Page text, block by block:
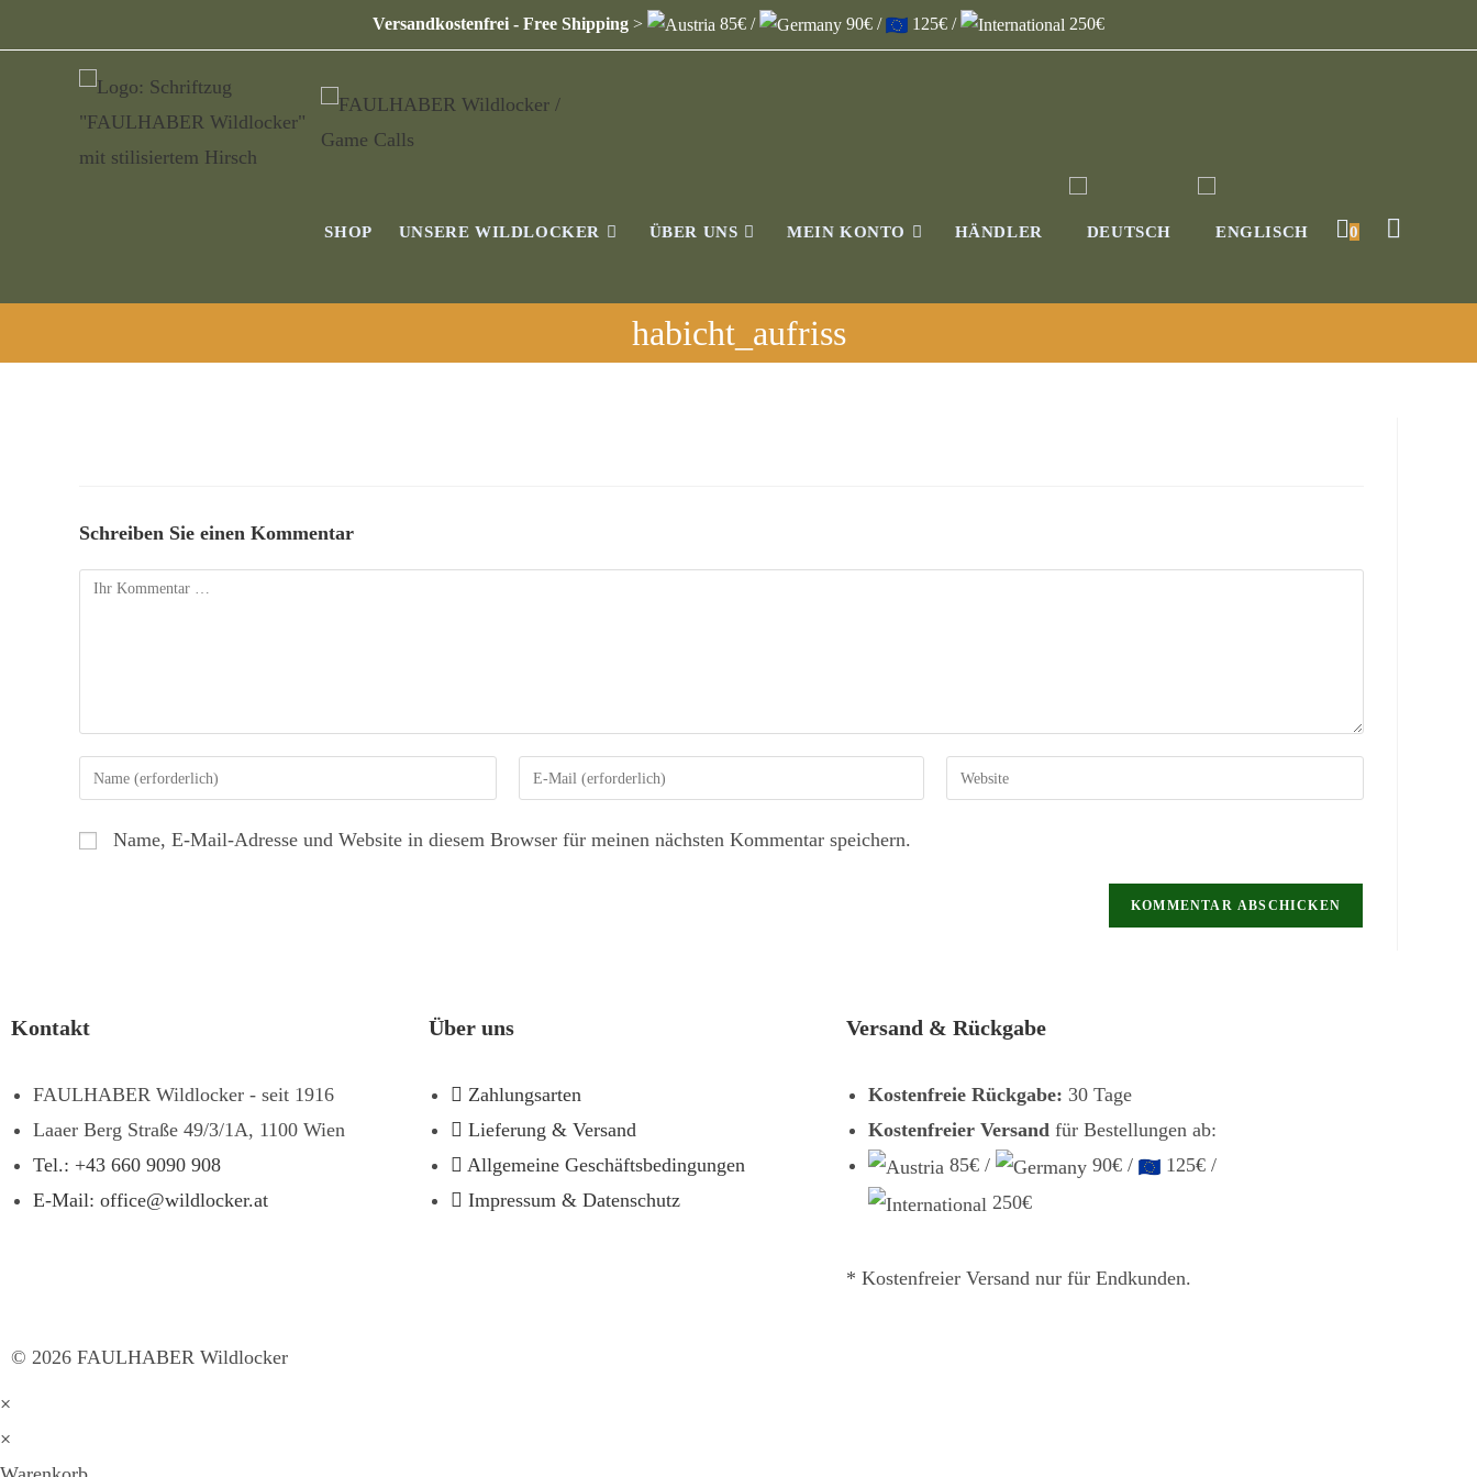
Versandkostenfrei - Free Shipping > 85€ / 90€ / 125€ / 250€
SHOP UNSERE WILDLOCKER ÜBER UNS MEIN KONTO HÄNDLER 0
habicht_aufriss
Schreiben Sie einen Kommentar
Name, E-Mail-Adresse und Website in diesem Browser für meinen nächsten Kommentar speichern.
Kontakt
FAULHABER Wildlocker - seit 1916
Laaer Berg Straße 49/3/1A, 1100 Wien
Tel.: +43 660 9090 908
E-Mail: office@wildlocker.at
Über uns
Zahlungsarten
Lieferung & Versand
Allgemeine Geschäftsbedingungen
Impressum & Datenschutz
Versand & Rückgabe
Kostenfreie Rückgabe: 30 Tage
Kostenfreier Versandfür Bestellungen ab:
85€ /
90€ /
125€ /
250€
* Kostenfreier Versand nur für Endkunden.
© 2026 FAULHABER Wildlocker
×
×